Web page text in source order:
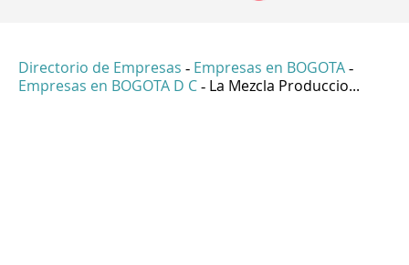
Directorio de Empresas - Empresas en BOGOTA -
Empresas en BOGOTA D C - La Mezcla Produccio...